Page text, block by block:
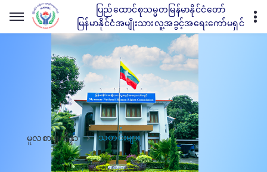
ပြည်ထောင်စုသမ္မတမြန်မာနိုင်ငံတော်
မြန်မာနိုင်ငံအမျိုးသားလူ့အခွင့်အရေးကော်မရှင်
မူလစာမျက်နှာ သတင်းများ